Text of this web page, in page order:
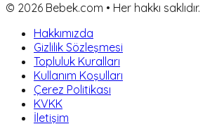
© 2026 Bebek.com • Her hakkı saklıdır.
Hakkımızda
Gizlilik Sözleşmesi
Topluluk Kuralları
Kullanım Koşulları
Çerez Politikası
KVKK
İletişim